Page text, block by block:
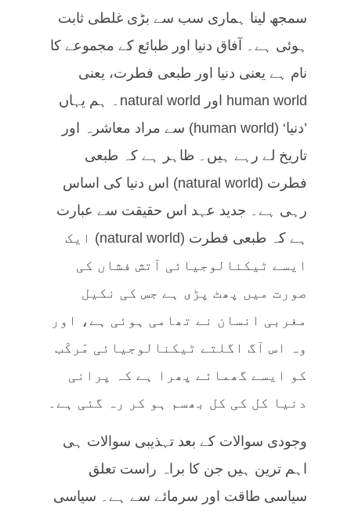
سمجھ لینا ہماری سب سے بڑی غلطی ثابت
ہوئی ہے۔ آفاق دنیا اور طبائع کے مجموعے کا
نام ہے یعنی دنیا اور طبعی فطرت، یعنی
human world اور natural world۔ ہم یہاں
’دنیا‘ (human world) سے مراد معاشرہ اور
تاریخ لے رہے ہیں۔ ظاہر ہے کہ طبعی
فطرت (natural world) اس دنیا کی اساس
رہی ہے۔ جدید عہد اس حقیقت سے عبارت
ہے کہ طبعی فطرت (natural world) ایک
ایسے ٹیکنالوجیائی آتش فشاں کی
صورت میں پھٹ پڑی ہے جس کی نکیل
مغربی انسان نے تھامی ہوئی ہے، اور
وہ اس آگ اگلتے ٹیکنالوجیائی مَرکَب
کو ایسے گھمائے پھرا ہے کہ پرانی
دنیا کل کی کل بھسم ہو کر رہ گئی ہے۔
وجودی سوالات کے بعد تہذیبی سوالات ہی
اہم ترین ہیں جن کا براہ راست تعلق
سیاسی طاقت اور سرمائے سے ہے۔ سیاسی